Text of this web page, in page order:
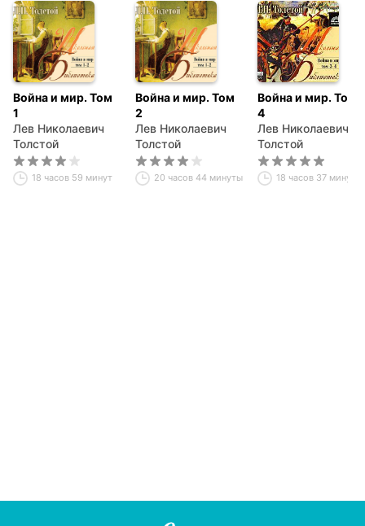
Война и мир. Том
1
Лев Николаевич
Толстой
18 часов 59 минут
Война и мир. Том
2
Лев Николаевич
Толстой
20 часов 44 минуты
Война и мир. Том
4
Лев Николаевич
Толстой
18 часов 37 минут